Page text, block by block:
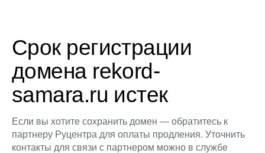
Срок регистрации
домена rekord-
samara.ru истек
Если вы хотите сохранить домен — обратитесь к
партнеру Руцентра для оплаты продления. Уточнить
контакты для связи с партнером можно в службе